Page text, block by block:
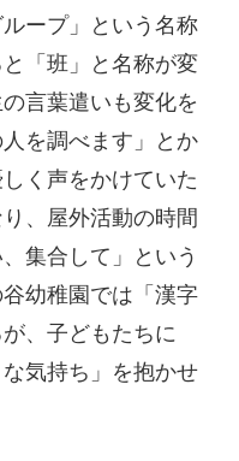
ープ」という名称
「班」と名称が変
言葉遣いも変化を
を調べます」とか
く声をかけていた
、屋外活動の時間
集合して」という
幼稚園では「漢字
、子どもたちに
な気持ち」を抱かせ